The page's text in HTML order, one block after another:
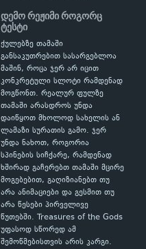
დემო რეჟიმი როგორც
ტესტი
ქულებზე თამაში
განსაკუთრებით სასარგებლოა
მაშინ, როცა ჯერ არ იცით
კონკრეტული სლოტი რამდენად
მოგწონთ. რეალურ ფულზე
თამაში არასდროს უნდა
დაიწყოთ მხოლოდ სახელის ან
ლამაზი სურათის გამო. ჯერ
უნდა ნახოთ, როგორია
სპინების სიჩქარე, რამდენად
ხშირად გაჩერებთ თამაში მცირე
მოგებებით, გაღიზიანებთ თუ
არა ანიმაციები და გესმით თუ
არა წესები პირველივე
წუთებში. Treasures of the Gods
უფასოდ სწორედ ამ
შემოწმებისთვის არის კარგი.